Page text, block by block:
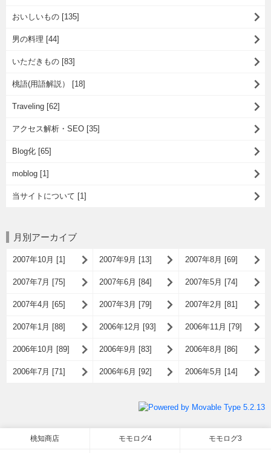
おいしいもの [135]
男の料理 [44]
いただきもの [83]
桃語(用語解説） [18]
Traveling [62]
アクセス解析・SEO [35]
Blog化 [65]
moblog [1]
当サイトについて [1]
月別アーカイブ
2007年10月 [1] 2007年9月 [13] 2007年8月 [69]
2007年7月 [75] 2007年6月 [84] 2007年5月 [74]
2007年4月 [65] 2007年3月 [79] 2007年2月 [81]
2007年1月 [88] 2006年12月 [93] 2006年11月 [79]
2006年10月 [89] 2006年9月 [83] 2006年8月 [86]
2006年7月 [71] 2006年6月 [92] 2006年5月 [14]
桃知商店 モモログ4 モモログ3